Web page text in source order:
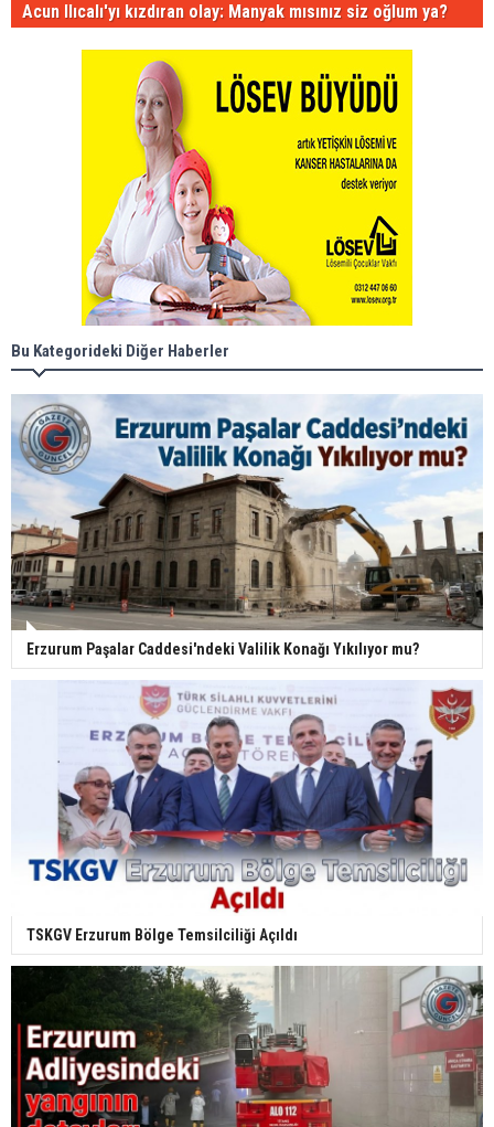
Acun Ilıcalı'yı kızdıran olay: Manyak mısınız siz oğlum ya?
Bu Kategorideki Diğer Haberler
Erzurum Paşalar Caddesi'ndeki Valilik Konağı Yıkılıyor mu?
TSKGV Erzurum Bölge Temsilciliği Açıldı